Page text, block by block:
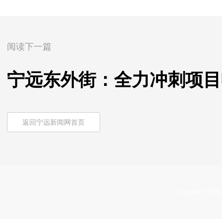
阅读下一篇
宁远东外街：全力冲刺项
返回宁远新闻网首页